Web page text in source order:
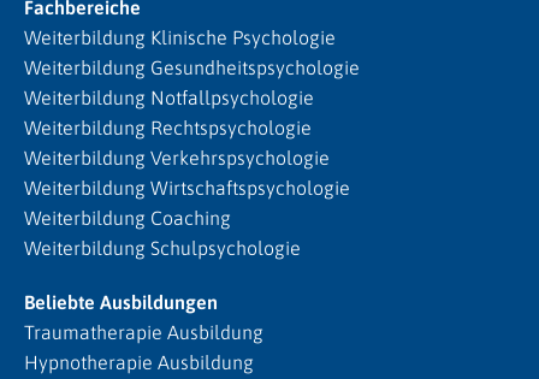
Fachbereiche
Weiterbildung Klinische Psychologie
Weiterbildung Gesundheitspsychologie
Weiterbildung Notfallpsychologie
Weiterbildung Rechtspsychologie
Weiterbildung Verkehrspsychologie
Weiterbildung Wirtschaftspsychologie
Weiterbildung Coaching
Weiterbildung Schulpsychologie
Beliebte Ausbildungen
Traumatherapie Ausbildung
Hypnotherapie Ausbildung